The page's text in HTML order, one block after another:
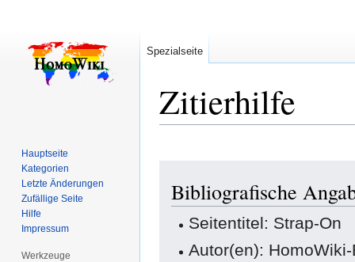
Zitierhilfe
Navigation
springen
Suche
springen
Bibliografische
Seitentitel: Strap-On
Autor(en):
Spezialseite
Hauptseite
Kategorien
Letzte Änderungen
Zufällige Seite
Hilfe
Impressum
Werkzeuge